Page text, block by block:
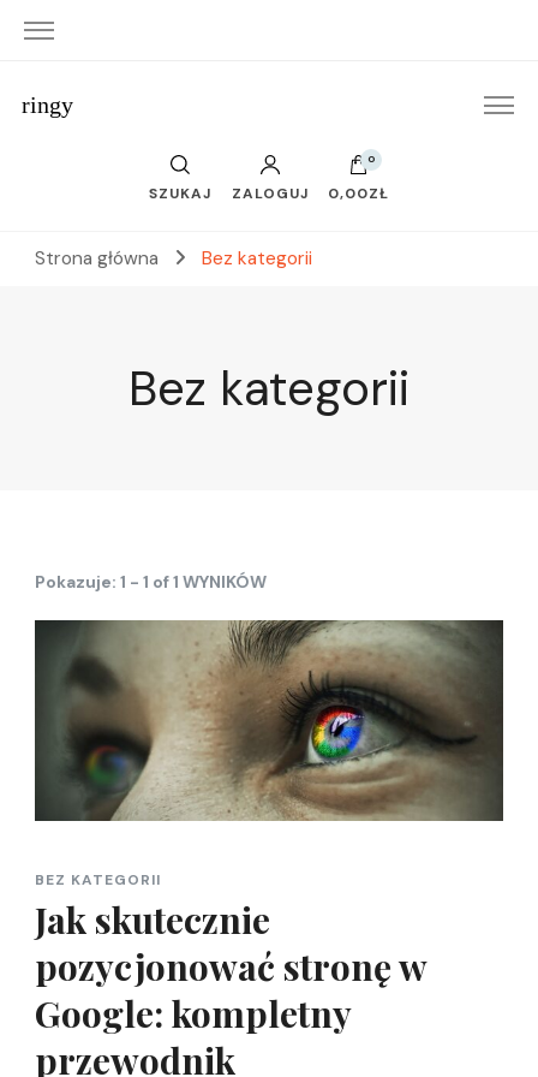
ringy
SZUKAJ ZALOGUJ
0
0,00ZŁ
Strona główna Bez kategorii
Bez kategorii
Pokazuje: 1 - 1 of 1 WYNIKÓW
BEZ KATEGORII
Jak skutecznie
pozycjonować stronę w
Google: kompletny
przewodnik